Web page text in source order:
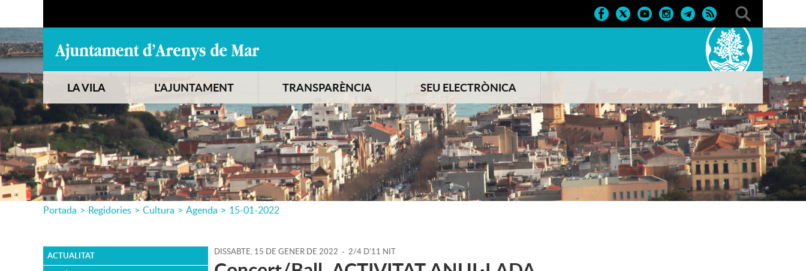
LA VILA L'AJUNTAMENT TRANSPARÈNCIA SEU ELECTRÒNICA
Portada > Regidories > Cultura > Agenda > 15-01-2022
ACTUALITAT
DISSABTE, 15 DE GENER DE 2022 - 2/4 D'11 NIT